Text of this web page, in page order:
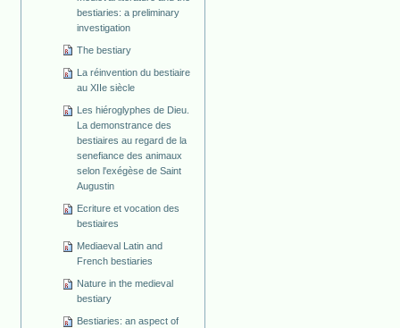
bestiaries: a preliminary
investigation
The bestiary
La réinvention du bestiaire
au XIIe siècle
Les hiéroglyphes de Dieu.
La demonstrance des
bestiaires au regard de la
senefiance des animaux
selon l'exégèse de Saint
Augustin
Ecriture et vocation des
bestiaires
Mediaeval Latin and
French bestiaries
Nature in the medieval
bestiary
Bestiaries: an aspect of